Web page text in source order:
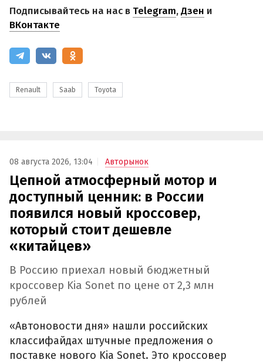
Подписывайтесь на нас в Telegram,Дзен и
ВКонтакте
Renault Saab Toyota
08 августа 2026, 13:04 Авторынок
Цепной атмосферный мотор и
доступный ценник: в России
появился новый кроссовер,
который стоит дешевле
«китайцев»
В Россию приехал новый бюджетный
кроссовер Kia Sonet по цене от 2,3 млн
рублей
«Автоновости дня» нашли российских
классифайдах штучные предложения о
поставке нового Kia Sonet. Это кроссовер